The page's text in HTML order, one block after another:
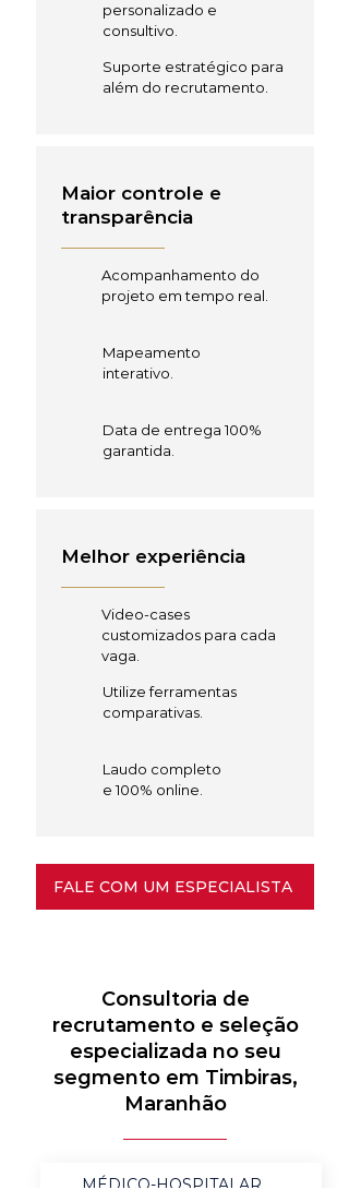
personalizado e
consultivo.
Suporte estratégico para
além do recrutamento.
Maior controle e
transparência
Acompanhamento do
projeto em tempo real.
Mapeamento
interativo.
Data de entrega 100%
garantida.
Melhor experiência
Video-cases
customizados para cada
vaga.
Utilize ferramentas
comparativas.
Laudo completo
e 100% online.
FALE COM UM ESPECIALISTA
Consultoria de
recrutamento e seleção
especializada no seu
segmento em Timbiras,
Maranhão
MÉDICO-HOSPITALAR